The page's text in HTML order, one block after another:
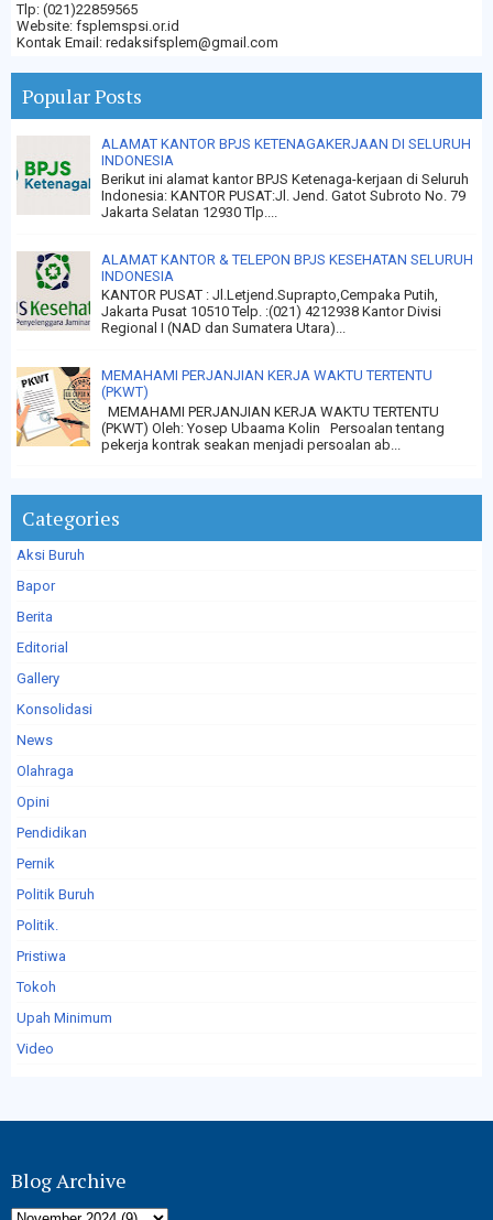
Tlp: (021)22859565
Website: fsplemspsi.or.id
Kontak Email: redaksifsplem@gmail.com
Popular Posts
ALAMAT KANTOR BPJS KETENAGAKERJAAN DI SELURUH
INDONESIA
Berikut ini alamat kantor BPJS Ketenaga-kerjaan di Seluruh
Indonesia: KANTOR PUSAT:Jl. Jend. Gatot Subroto No. 79
Jakarta Selatan 12930 Tlp....
ALAMAT KANTOR & TELEPON BPJS KESEHATAN SELURUH
INDONESIA
KANTOR PUSAT : Jl.Letjend.Suprapto,Cempaka Putih,
Jakarta Pusat 10510 Telp. :(021) 4212938 Kantor Divisi
Regional I (NAD dan Sumatera Utara)...
MEMAHAMI PERJANJIAN KERJA WAKTU TERTENTU
(PKWT)
MEMAHAMI PERJANJIAN KERJA WAKTU TERTENTU
(PKWT) Oleh: Yosep Ubaama Kolin Persoalan tentang
pekerja kontrak seakan menjadi persoalan ab...
Categories
Aksi Buruh
Bapor
Berita
Editorial
Gallery
Konsolidasi
News
Olahraga
Opini
Pendidikan
Pernik
Politik Buruh
Politik.
Pristiwa
Tokoh
Upah Minimum
Video
Blog Archive